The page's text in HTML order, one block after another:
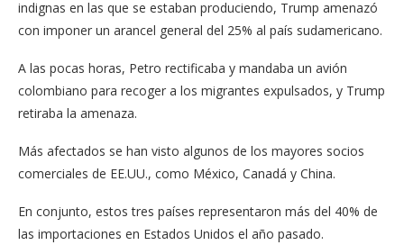
indignas en las que se estaban produciendo, Trump amenazó
con imponer un arancel general del 25% al país sudamericano.
A las pocas horas, Petro rectificaba y mandaba un avión
colombiano para recoger a los migrantes expulsados, y Trump
retiraba la amenaza.
Más afectados se han visto algunos de los mayores socios
comerciales de EE.UU., como México, Canadá y China.
En conjunto, estos tres países representaron más del 40% de
las importaciones en Estados Unidos el año pasado.